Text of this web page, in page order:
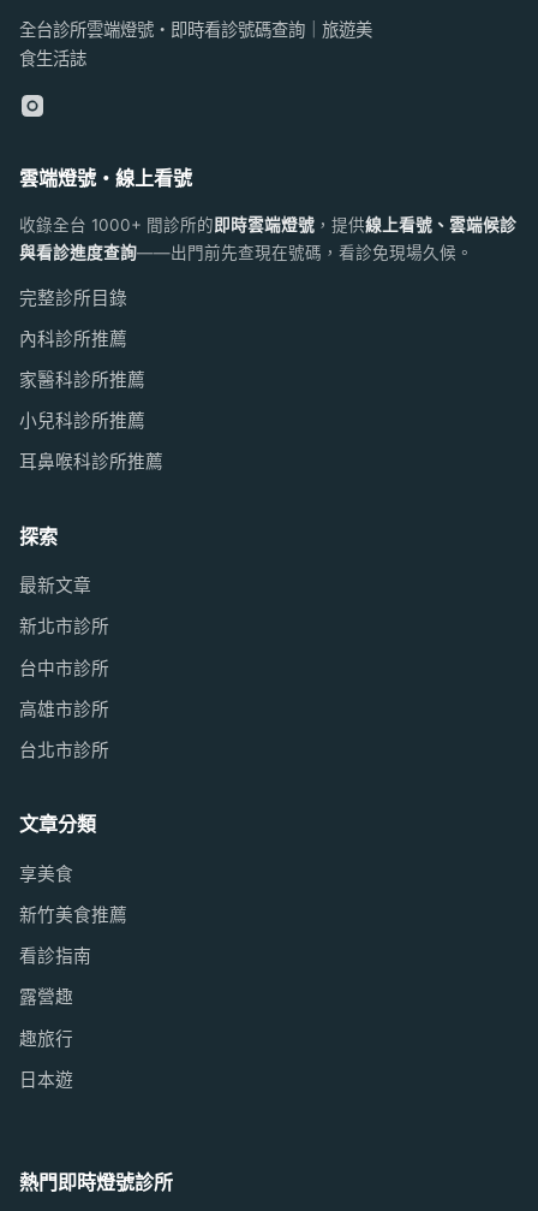
全台診所雲端燈號・即時看診號碼查詢｜旅遊美
食生活誌
雲端燈號・線上看號
收錄全台 1000+ 間診所的 即時雲端燈號 ，提供線上看號、雲端候診
與看診進度查詢——出門前先查現在號碼，看診免現場久候。
完整診所目錄
內科診所推薦
家醫科診所推薦
小兒科診所推薦
耳鼻喉科診所推薦
探索
最新文章
新北市診所
台中市診所
高雄市診所
台北市診所
文章分類
享美食
新竹美食推薦
看診指南
露營趣
趣旅行
日本遊
熱門即時燈號診所